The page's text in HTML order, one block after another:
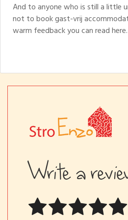
And to anyone who is still a little
not to book gast-vrij
warm feedback you can read here.
Write a